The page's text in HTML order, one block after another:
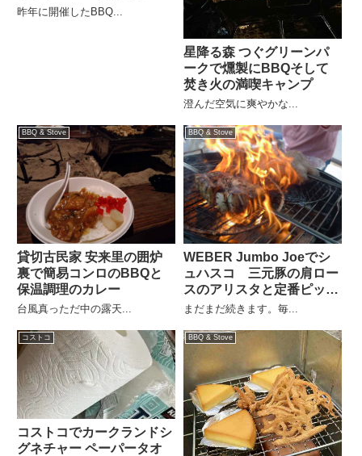
昨年に開催したBBQ...
星降る森 つぐグリーンパ
ークで燻製にBBQそして
焚き火の満喫キャンプ
澄んだ空気に爽やかな...
BBQ & Stove
貸切古民家 安来里の囲炉
裏で簡易コンロのBBQと
保温調理のカレー
台風真っただ中の露天...
BBQ & Stove
WEBER Jumbo Joeでシ
ュハスコ 三元豚の肩ロー
スのアリスタと定番ピッカ
ーニャ
まだまだ続きます。毎...
コストコ
コストコでカークランドシ
グネチャー ペーパータオ
BBQ & Stove